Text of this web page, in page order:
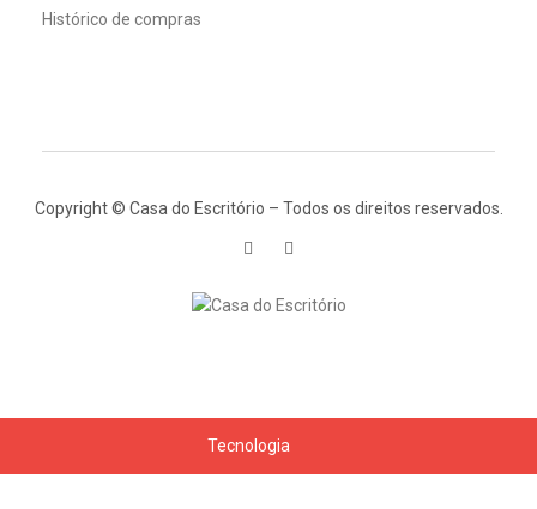
Histórico de compras
Copyright © Casa do Escritório – Todos os direitos reservados.
Tecnologia